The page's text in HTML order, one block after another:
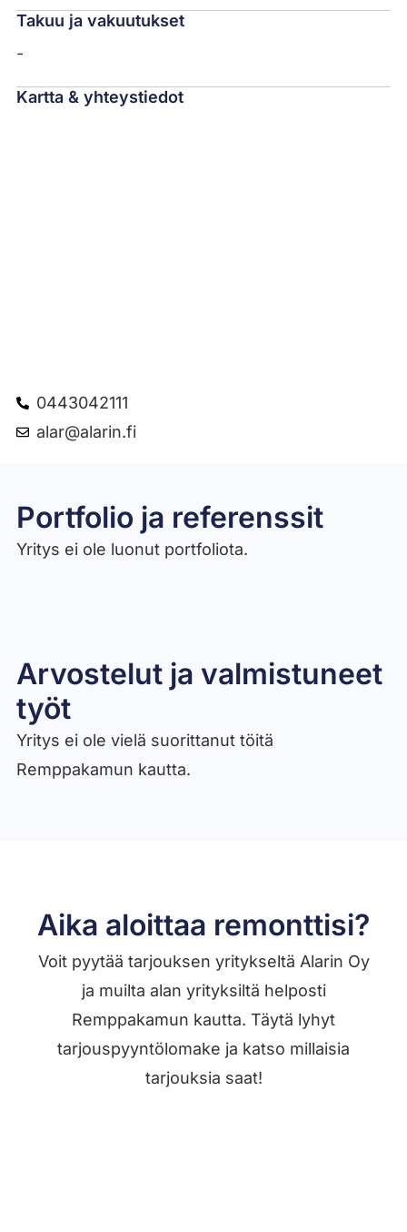
Takuu ja vakuutukset
-
Kartta & yhteystiedot
0443042111
alar@alarin.fi
Portfolio ja referenssit
Yritys ei ole luonut portfoliota.
Arvostelut ja valmistuneet
työt​
Yritys ei ole vielä suorittanut töitä
Remppakamun kautta.
Aika aloittaa remonttisi?
Voit pyytää tarjouksen yritykseltä Alarin Oy
ja muilta alan yrityksiltä helposti
Remppakamun kautta. Täytä lyhyt
tarjouspyyntölomake ja katso millaisia
tarjouksia saat!